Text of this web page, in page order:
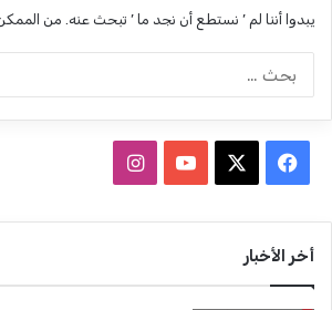
يبدوا أننا لم ’ نستطع أن نجد ما ’ تبحث عنه. من
س
أخر الأخبار